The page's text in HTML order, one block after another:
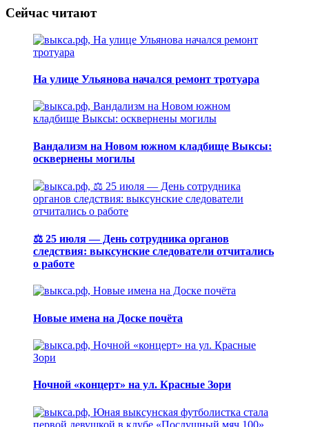
Сейчас читают
На улице Ульянова начался ремонт тротуара
Вандализм на Новом южном кладбище Выксы:
осквернены могилы
⚖️ 25 июля — День сотрудника органов
следствия: выксунские следователи отчитались
о работе
Новые имена на Доске почёта
Ночной «концерт» на ул. Красные Зори